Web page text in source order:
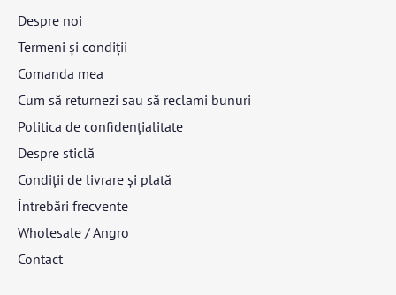
Despre noi
Termeni și condiții
Comanda mea
Cum să returnezi sau să reclami bunuri
Politica de confidențialitate
Despre sticlă
Condiții de livrare și plată
Întrebări frecvente
Wholesale / Angro
Contact